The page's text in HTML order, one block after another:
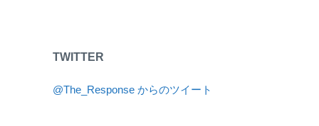
TWITTER
@The_Response からのツイート